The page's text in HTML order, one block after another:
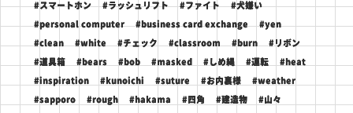
#スマートホン #ラッシュリフト #ファイト #犬嫌い
#personal computer #business card exchange #yen
#clean #white #チェック #classroom #burn #リボン
#道具箱 #bears #bob #masked #しめ縄 #運転 #heat
#inspiration #kunoichi #suture #お内裏様 #weather
#sapporo #rough #hakama #四角 #建造物 #山々